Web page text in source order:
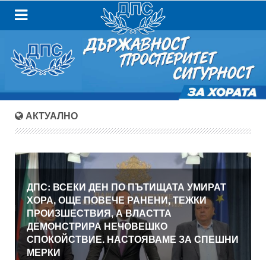
АКТУАЛНО
ДПС: ВСЕКИ ДЕН ПО ПЪТИЩАТА УМИРАТ
ХОРА, ОЩЕ ПОВЕЧЕ РАНЕНИ, ТЕЖКИ
ПРОИЗШЕСТВИЯ, А ВЛАСТТА
ДЕМОНСТРИРА НЕЧОВЕШКО
СПОКОЙСТВИЕ. НАСТОЯВАМЕ ЗА СПЕШНИ
МЕРКИ